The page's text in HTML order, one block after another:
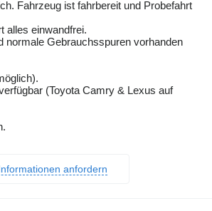
Fahrzeug ist fahrbereit und Probefahrt
alles einwandfrei.
normale Gebrauchsspuren vorhanden
(Toyota Camry & Lexus auf
anfordern